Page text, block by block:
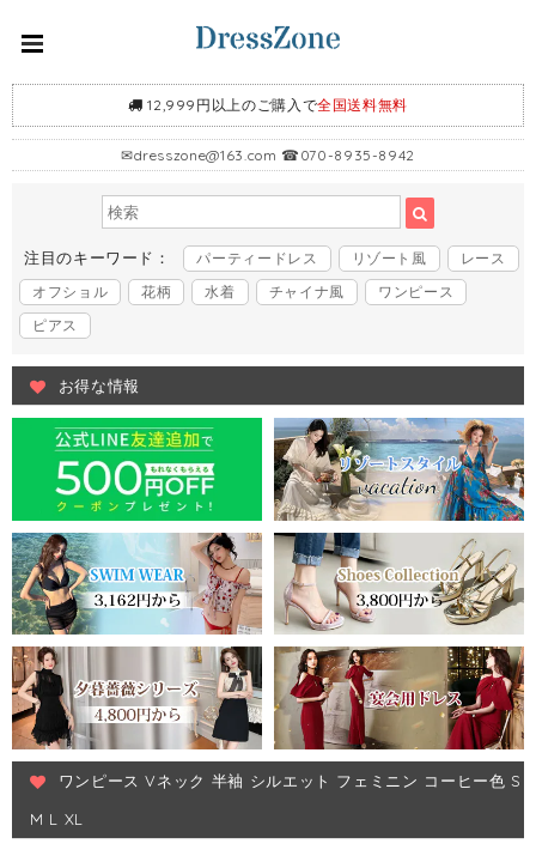
12,999円以上のご購入で全国送料無料
✉dresszone@163.com ☎070-8935-8942
注目のキーワード： パーティードレス リゾート風
レース
オフショル
花柄 水着 チャイナ風
ワンピース
ピアス
お得な情報
ワンピース Vネック 半袖 シルエット フェミニン コーヒー色 S
M L XL